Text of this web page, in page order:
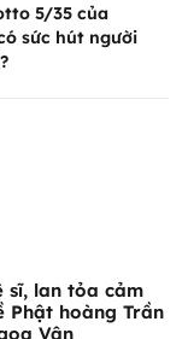
5/35 của
sức hút người
sĩ, lan tỏa cảm
Phật hoàng Trần
Vân